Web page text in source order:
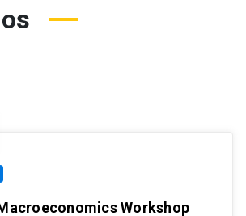
Workshop